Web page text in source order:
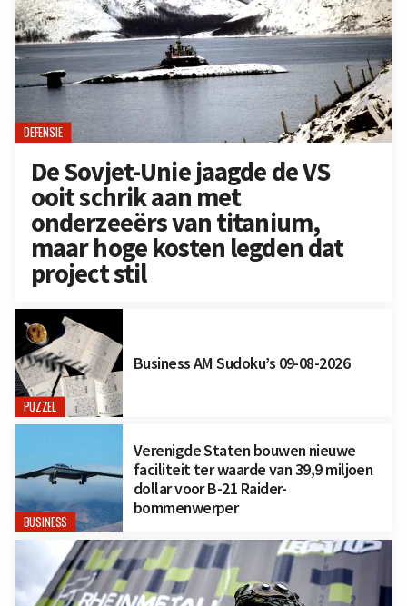
DEFENSIE
De Sovjet-Unie jaagde de VS
ooit schrik aan met
onderzeeërs van titanium,
maar hoge kosten legden dat
project stil
PUZZEL
Business AM Sudoku’s 09-08-2026
BUSINESS
Verenigde Staten bouwen nieuwe
faciliteit ter waarde van 39,9 miljoen
dollar voor B-21 Raider-
bommenwerper